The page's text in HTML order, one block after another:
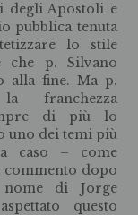
degli Apostoli e
pubblica tenuta
lo stile
che p. Silvano
alla fine. Ma p.
franchezza
di più lo
uno dei temi più
caso – come
dopo
di Jorge
questo